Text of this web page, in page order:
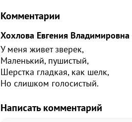
Комментарии
Хохлова Евгения Владимировна
У меня живет зверек,
Маленький, пушистый,
Шерстка гладкая, как шелк,
Но слишком голосистый.
Написать комментарий